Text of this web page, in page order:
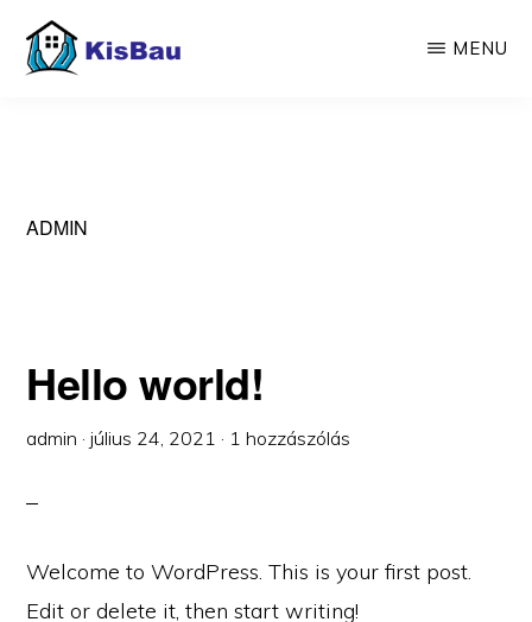
Skip
MENU
ADMIN
Hello world!
admin ·július 24, 2021 · 1 hozzászólás
Welcome to WordPress. This is your first post.
Edit or delete it, then start writing!